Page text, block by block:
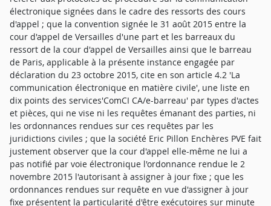
électronique signées dans le cadre des ressorts des cours
d'appel ; que la convention signée le 31 août 2015 entre la
cour d'appel de Versailles d'une part et les barreaux du
ressort de la cour d'appel de Versailles ainsi que le barreau
de Paris, applicable à la présente instance engagée par
déclaration du 23 octobre 2015, cite en son article 4.2 'La
communication électronique en matière civile', une liste en
dix points des services'ComCI CA/e-barreau' par types d'actes
et pièces, qui ne vise ni les requêtes émanant des parties, ni
les ordonnances rendues sur ces requêtes par les
juridictions civiles ; que la société Eric Pillon Enchères PVE fait
justement observer que la cour d'appel elle-même ne lui a
pas notifié par voie électronique l'ordonnance rendue le 2
novembre 2015 l'autorisant à assigner à jour fixe ; que les
ordonnances rendues sur requête en vue d'assigner à jour
fixe présentent la particularité d'être exécutoires sur minute